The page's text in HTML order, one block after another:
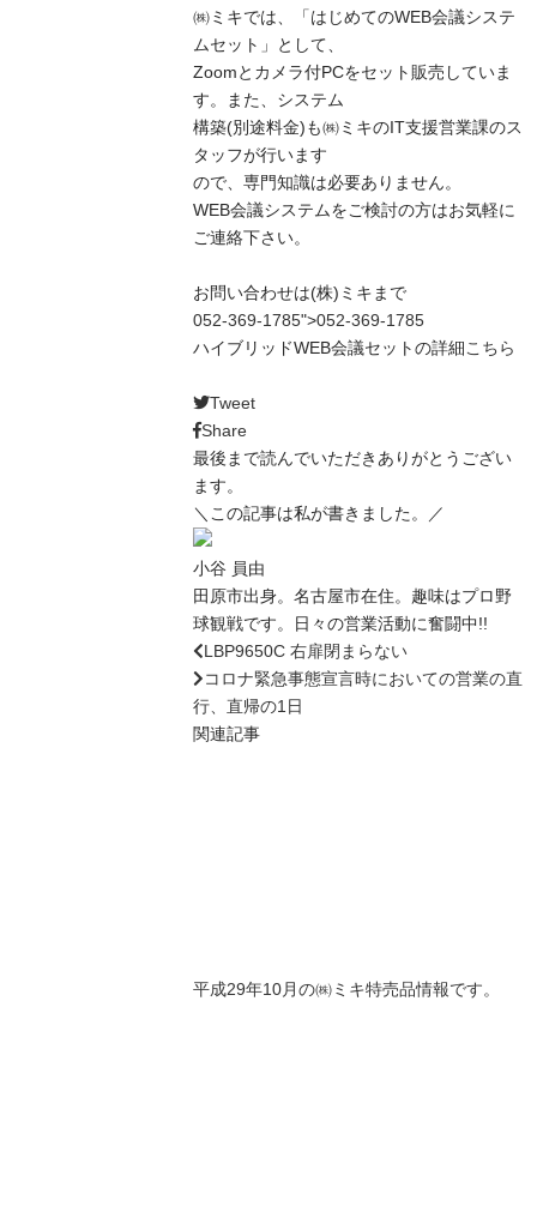
㈱ミキでは、「はじめてのWEB会議システ
ムセット」として、
Zoomとカメラ付PCをセット販売していま
す。また、システム
構築(別途料金)も㈱ミキのIT支援営業課のス
タッフが行います
ので、専門知識は必要ありません。
WEB会議システムをご検討の方はお気軽に
ご連絡下さい。
お問い合わせは(株)ミキまで
052-369-1785">052-369-1785
ハイブリッドWEB会議セットの詳細こちら
Tweet
Share
最後まで読んでいただきありがとうござい
ます。
＼この記事は私が書きました。／
小谷 員由
田原市出身。名古屋市在住。趣味はプロ野
球観戦です。日々の営業活動に奮闘中!!
LBP9650C 右扉閉まらない
コロナ緊急事態宣言時においての営業の直
行、直帰の1日
関連記事
平成29年10月の㈱ミキ特売品情報です。